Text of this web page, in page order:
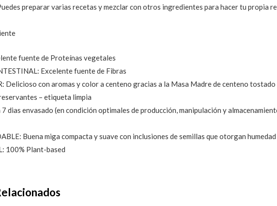
preparar varias recetas y mezclar con otros ingredientes para hacer tu propia
fuente de Proteínas vegetales
Excelente fuente de Fibras
Delicioso con aromas y color a centeno gracias a la Masa Madre de centeno tostado
– etiqueta limpia
7 dias envasado (en condición optimales de producción, manipulación y
Buena miga compacta y suave con inclusiones de semillas que otorgan humedad
100% Plant-based